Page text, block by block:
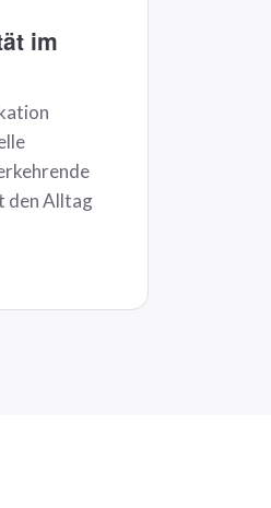
im
den Alltag